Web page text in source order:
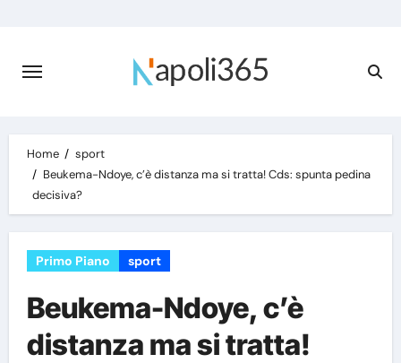
content
Home
sport
Beukema-Ndoye, c’è distanza ma si tratta! Cds: spunta pedina
decisiva?
Primo Piano sport
Beukema-Ndoye, c’è
distanza ma si tratta!